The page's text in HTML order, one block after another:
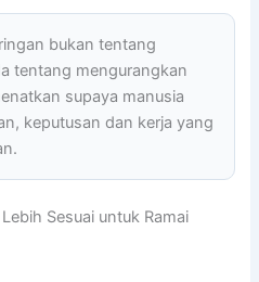
bukan tentang
tentang mengurangkan
supaya manusia
keputusan dan kerja yang
Sesuai untuk Ramai